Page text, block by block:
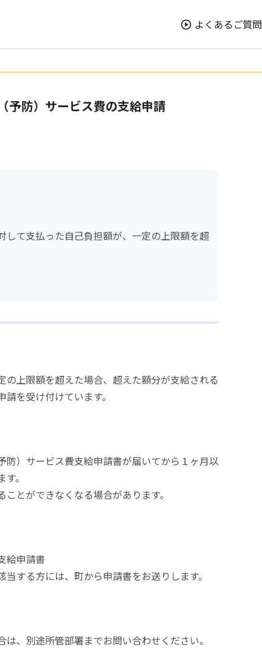
よくあるご質問
予防）サービス費の支給申請
して支払った自己負担額が、一定の上限額を超
の上限額を超えた場合、超えた額分が支給される
を受け付けています。
防）サービス費支給申請書が届いてから１ヶ月以
。
とができなくなる場合があります。
給申請書
する方には、町から申請書をお送りします。
、別途所管部署までお問い合わせください。